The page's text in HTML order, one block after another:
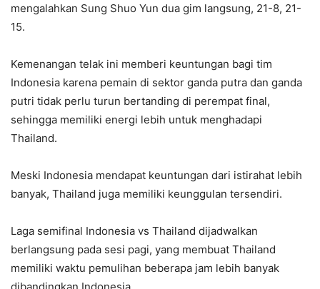
mengalahkan Sung Shuo Yun dua gim langsung, 21-8, 21-
15.
Kemenangan telak ini memberi keuntungan bagi tim
Indonesia karena pemain di sektor ganda putra dan ganda
putri tidak perlu turun bertanding di perempat final,
sehingga memiliki energi lebih untuk menghadapi
Thailand.
Meski Indonesia mendapat keuntungan dari istirahat lebih
banyak, Thailand juga memiliki keunggulan tersendiri.
Laga semifinal Indonesia vs Thailand dijadwalkan
berlangsung pada sesi pagi, yang membuat Thailand
memiliki waktu pemulihan beberapa jam lebih banyak
dibandingkan Indonesia.